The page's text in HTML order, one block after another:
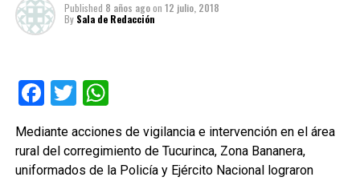
Published 8 años agoon 12 julio, 2018
By Sala de Redacción
Facebook
TwitterWhatsApp
Mediante acciones de vigilancia e intervención en el área
rural del corregimiento de Tucurinca, Zona Bananera,
uniformados de la Policía y Ejército Nacional lograron